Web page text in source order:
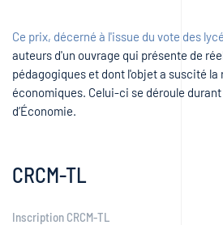
Ce prix, décerné à l'issue du vote des
auteurs d'un ouvrage qui présente de
pédagogiques et dont l'objet a suscité la
économiques. Celui-ci se déroule
d’Économie.
CRCM-TL
Inscription CRCM-TL